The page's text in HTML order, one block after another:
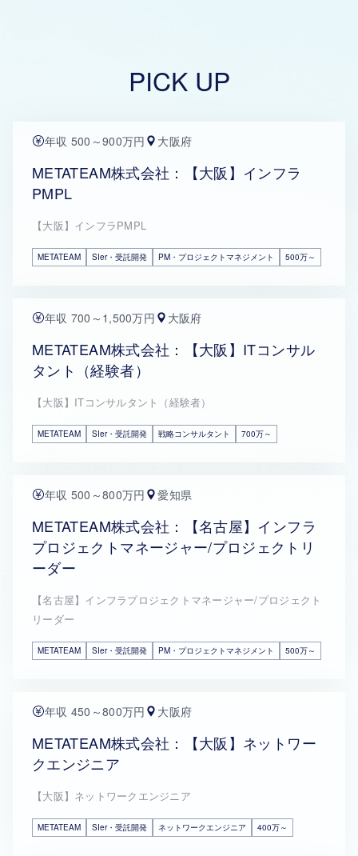
PICK UP
年収 500～900万円 大阪府
METATEAM株式会社：【大阪】インフラ
PMPL
【大阪】インフラPMPL
METATEAM SIer・受託開発 PM・プロジェクトマネジメント 500万～
年収 700～1,500万円 大阪府
METATEAM株式会社：【大阪】ITコンサル
タント（経験者）
【大阪】ITコンサルタント（経験者）
METATEAM SIer・受託開発 戦略コンサルタント 700万～
年収 500～800万円 愛知県
METATEAM株式会社：【名古屋】インフラ
プロジェクトマネージャー/プロジェクトリ
ーダー
【名古屋】インフラプロジェクトマネージャー/プロジェクト
リーダー
METATEAM SIer・受託開発 PM・プロジェクトマネジメント 500万～
年収 450～800万円 大阪府
METATEAM株式会社：【大阪】ネットワー
クエンジニア
【大阪】ネットワークエンジニア
METATEAM SIer・受託開発 ネットワークエンジニア 400万～